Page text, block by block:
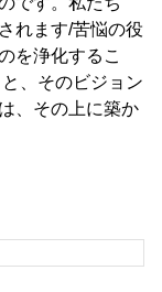
れます/苦悩の役
を浄化するこ
、そのビジョン
、その上に築か